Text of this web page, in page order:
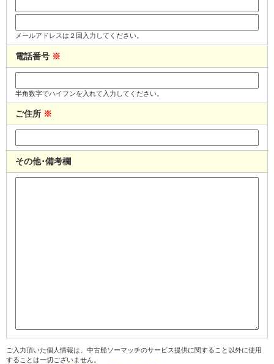
メールアドレスは２回入力してください。
電話番号 ※
半角数字でハイフンを入れて入力してください。
ご住所 ※
その他･備考欄
ご入力頂いた個人情報は、中古船ソーマッチのサービス提供に関すること以外に使用
することは一切ございません。